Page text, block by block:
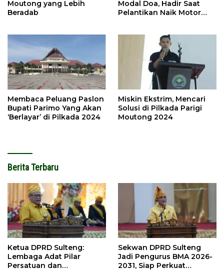
Moutong yang Lebih
Beradab
Modal Doa, Hadir Saat
Pelantikan Naik Motor
Membaca Peluang Paslon
Bupati Parimo Yang Akan
‘Berlayar’ di Pilkada 2024
Miskin Ekstrim, Mencari
Solusi di Pilkada Parigi
Moutong 2024
Berita Terbaru
Ketua DPRD Sulteng:
Lembaga Adat Pilar
Persatuan dan
Sekwan DPRD Sulteng
Jadi Pengurus BMA 2026-
2031, Siap Perkuat